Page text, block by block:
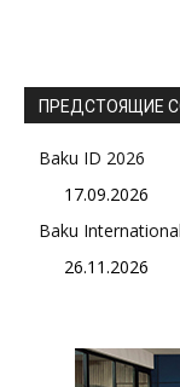
ПРЕДСТОЯЩИЕ
Baku ID 2026
17.09.2026
Baku
26.11.2026